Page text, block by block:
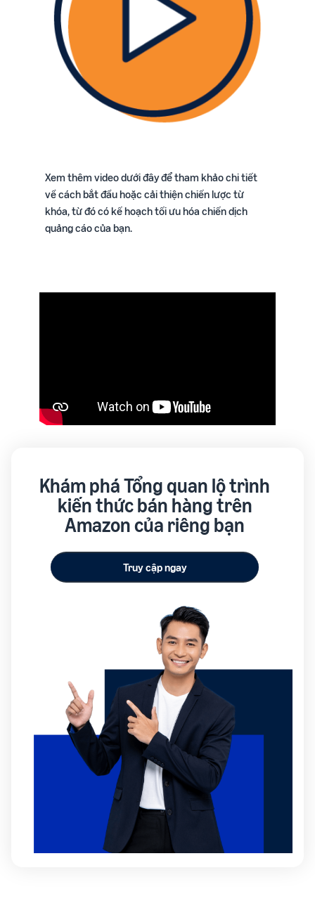
Xem thêm video dưới đây để tham khảo chi tiết
về cách bắt đầu hoặc cải thiện chiến lược từ
khóa, từ đó có kế hoạch tối ưu hóa chiến dịch
quảng cáo của bạn.
Khám phá Tổng quan lộ trình
kiến thức bán hàng trên
Amazon của riêng bạn
Truy cập ngay